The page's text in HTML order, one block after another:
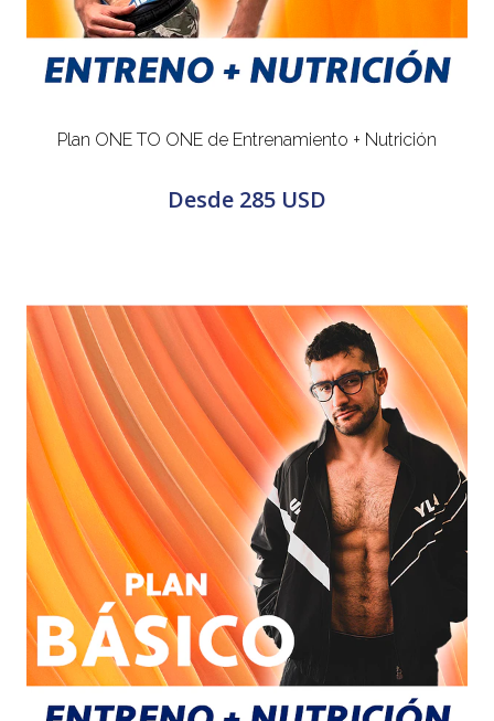
Plan ONE TO ONE de Entrenamiento + Nutrición
Desde 285 USD